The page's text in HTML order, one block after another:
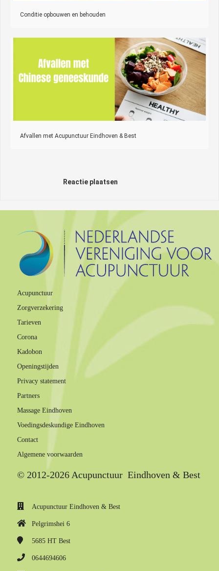
Conditie opbouwen en behouden
Afvallen met Acupunctuur Eindhoven & Best
Reactie plaatsen
Acupunctuur
Zorgverzekering
Tarieven
Corona
Kadobon
Openingstijden
Privacy statement
Partners
Massage Eindhoven
Voedingsdeskundige Eindhoven
Contact
Algemene voorwaarden
© 2012-2026 Acupunctuur Eindhoven & Best
Acupunctuur Eindhoven & Best
Pelgrimshei 6
5685 HT Best
0644694606